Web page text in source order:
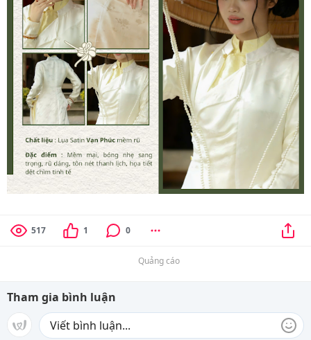
517 1 0
Quảng cáo
Tham gia bình luận